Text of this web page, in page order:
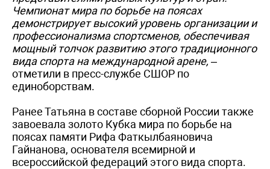
Чемпионат мира по борьбе на поясах
демонстрирует высокий уровень организации и
профессионализма спортсменов, обеспечивая
мощный толчок развитию этого традиционного
вида спорта на международной арене, –
отметили в пресс-службе СШОР по
единоборствам.
Ранее Татьяна в составе сборной России также
завоевала золото Кубка мира по борьбе на
поясах памяти Рифа Фаткылбаяновича
Гайнанова, основателя всемирной и
всероссийской федераций этого вида спорта.